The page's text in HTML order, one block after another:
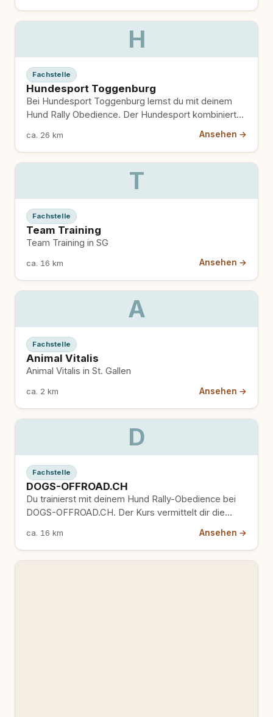
H
Fachstelle
Hundesport Toggenburg
Bei Hundesport Toggenburg lernst du mit deinem
Hund Rally Obedience. Der Hundesport kombiniert
Gehorsam mit Bewegungsabläufen und macht…
ca. 26 km Ansehen →
T
Fachstelle
Team Training
Team Training in SG
ca. 16 km Ansehen →
A
Fachstelle
Animal Vitalis
Animal Vitalis in St. Gallen
ca. 2 km Ansehen →
D
Fachstelle
DOGS-OFFROAD.CH
Du trainierst mit deinem Hund Rally-Obedience bei
DOGS-OFFROAD.CH. Der Kurs vermittelt dir die
ca. 16 km Ansehen →